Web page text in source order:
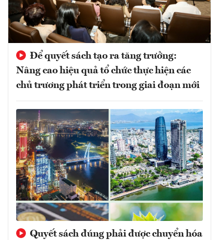
Để quyết sách tạo ra tăng trưởng:
Nâng cao hiệu quả tổ chức thực hiện các
chủ trương phát triển trong giai đoạn mới
Quyết sách đúng phải được chuyển hóa